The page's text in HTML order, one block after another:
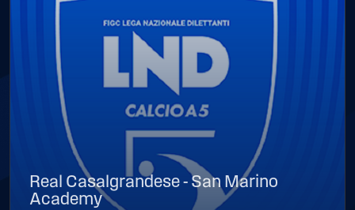
Real Casalgrandese - San Marino
Academy